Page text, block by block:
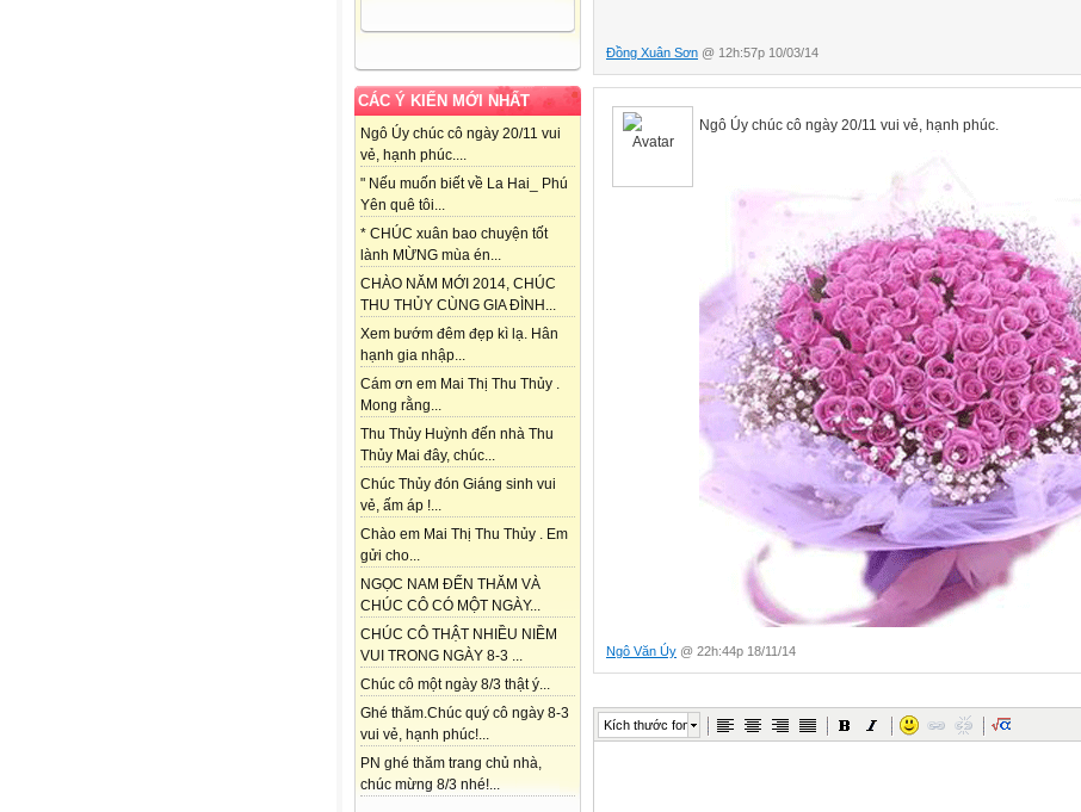
CÁC Ý KIẾN MỚI NHẤT
Ngô Úy chúc cô ngày 20/11 vui
vẻ, hạnh phúc....
" Nếu muốn biết về La Hai_ Phú
Yên quê tôi...
* CHÚC xuân bao chuyện tốt
lành MỪNG mùa én...
CHÀO NĂM MỚI 2014, CHÚC
THU THỦY CÙNG GIA ĐÌNH...
Xem bướm đêm đẹp kì lạ. Hân
hạnh gia nhập...
Cám ơn em Mai Thị Thu Thủy .
Mong rằng...
Thu Thủy Huỳnh đến nhà Thu
Thủy Mai đây, chúc...
Chúc Thủy đón Giáng sinh vui
vẻ, ấm áp !...
Chào em Mai Thị Thu Thủy . Em
gửi cho...
NGỌC NAM ĐẾN THĂM VÀ
CHÚC CÔ CÓ MỘT NGÀY...
CHÚC CÔ THẬT NHIỀU NIỀM
VUI TRONG NGÀY 8-3 ...
Chúc cô một ngày 8/3 thật ý...
Ghé thăm.Chúc quý cô ngày 8-3
vui vẻ, hạnh phúc!...
PN ghé thăm trang chủ nhà,
chúc mừng 8/3 nhé!...
Đồng Xuân Sơn @ 12h:57p 10/03/14
Ngô Úy chúc cô ngày 20/11 vui vẻ, hạnh phúc.
Ngô Văn Úy @ 22h:44p 18/11/14
Kích thước font